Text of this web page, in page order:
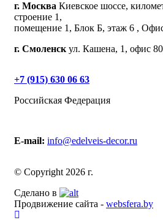
г. Москва Киевское шоссе,
строение 1,
помещение 1, Блок Б, этаж 6 ,
г. Смоленск ул. Кашена, 1, офис
+7 (915) 630 06 63
Российская Федерация
E-mail: info@edelveis-decor.ru
© Copyright 2026 г.
Сделано в
Продвижение сайта - websfera.by